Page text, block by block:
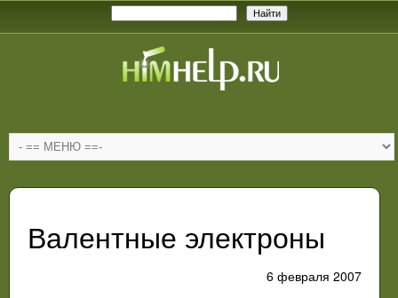
Валентные электроны
6 февраля 2007